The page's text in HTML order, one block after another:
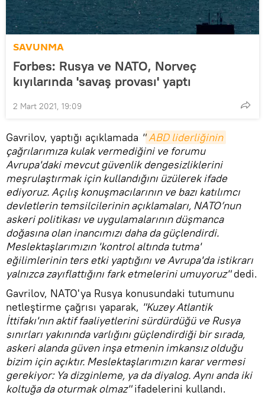
SAVUNMA
Forbes: Rusya ve NATO, Norveç
kıyılarında 'savaş provası' yaptı
2 Mart 2021, 19:09
Gavrilov, yaptığı açıklamada " ABD liderliğinin
çağrılarımıza kulak vermediğini ve forumu
Avrupa'daki mevcut güvenlik dengesizliklerini
meşrulaştırmak için kullandığını üzülerek ifade
ediyoruz. Açılış konuşmacılarının ve bazı katılımcı
devletlerin temsilcilerinin açıklamaları, NATO’nun
askeri politikası ve uygulamalarının düşmanca
doğasına olan inancımızı daha da güçlendirdi.
Meslektaşlarımızın 'kontrol altında tutma'
eğilimlerinin ters etki yaptığını ve Avrupa'da istikrarı
yalnızca zayıflattığını fark etmelerini umuyoruz"dedi.
Gavrilov, NATO'ya Rusya konusundaki tutumunu
netleştirme çağrısı yaparak, "Kuzey Atlantik
İttifakı'nın aktif faaliyetlerini sürdürdüğü ve Rusya
sınırları yakınında varlığını güçlendirdiği bir sırada,
askeri alanda güven inşa etmenin imkansız olduğu
bizim için açıktır. Meslektaşlarımızın karar vermesi
gerekiyor: Ya dizginleme, ya da diyalog. Aynı anda iki
koltuğa da oturmak olmaz"ifadelerini kullandı.